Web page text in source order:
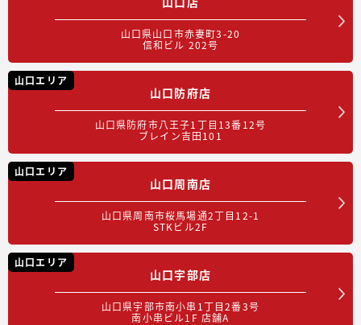
山口県山口市赤妻町3-20
信和ビル 202号
山口エリア
山口防府店
山口県防府市八王子1丁目13番12号
ブレイン吉田101
山口エリア
山口周南店
山口県周南市桜馬場通2丁目12-1
STKビル2F
山口エリア
山口宇部店
山口県宇部市南小串1丁目2番3号
南小串ビル1F 店舗A